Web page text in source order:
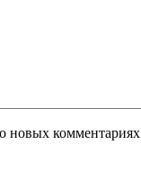
новых комментариях